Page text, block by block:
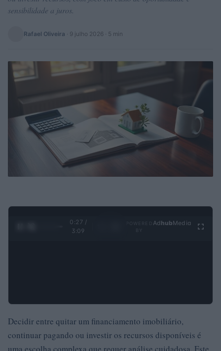
sensibilidade a juros.
Rafael Oliveira · 9 julho 2026 · 5 min
0:29 /
3:09
Ad hubMedia
Decidir entre quitar um financiamento imobiliário,
continuar pagando ou investir os recursos disponíveis é